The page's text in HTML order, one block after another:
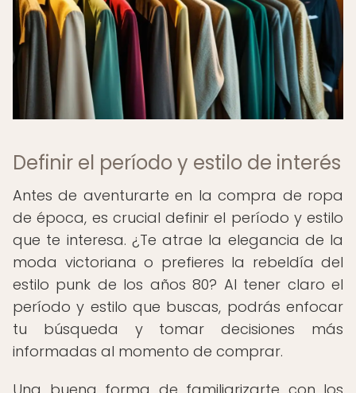
Definir el período y estilo de interés
Antes de aventurarte en la compra de ropa
de época, es crucial definir el período y estilo
que te interesa. ¿Te atrae la elegancia de la
moda victoriana o prefieres la rebeldía del
estilo punk de los años 80? Al tener claro el
período y estilo que buscas, podrás enfocar
tu búsqueda y tomar decisiones más
informadas al momento de comprar.